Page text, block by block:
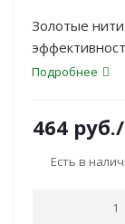
Золотые
в
лифтинг-
безопасная
омоложения.
Подробнее
464 руб.
Есть в